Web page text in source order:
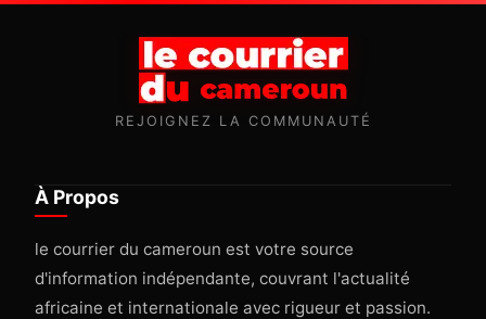
REJOIGNEZ LA COMMUNAUTÉ
À Propos
le courrier du cameroun est votre source
d'information indépendante, couvrant l'actualité
africaine et internationale avec rigueur et passion.